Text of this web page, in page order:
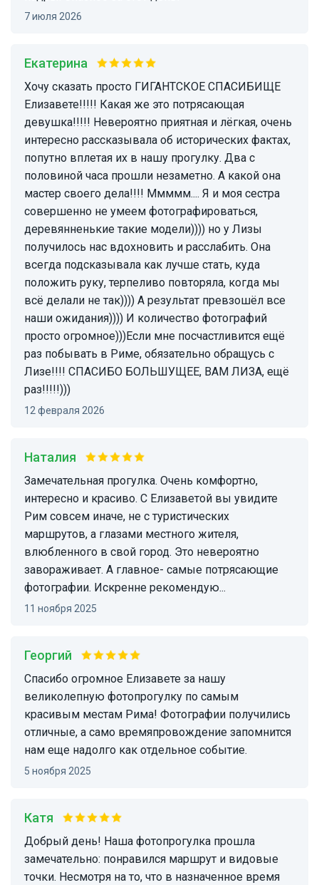
7 июля 2026
Екатерина
Хочу сказать просто ГИГАНТСКОЕ СПАСИБИЩЕ
Елизавете!!!!! Какая же это потрясающая
девушка!!!!! Невероятно приятная и лёгкая, очень
интересно рассказывала об исторических фактах,
попутно вплетая их в нашу прогулку. Два с
половиной часа прошли незаметно. А какой она
мастер своего дела!!!! Ммммм.... Я и моя сестра
совершенно не умеем фотографироваться,
деревянненькие такие модели)))) но у Лизы
получилось нас вдохновить и расслабить. Она
всегда подсказывала как лучше стать, куда
положить руку, терпеливо повторяла, когда мы
всё делали не так)))) А результат превзошёл все
наши ожидания)))) И количество фотографий
просто огромное)))Если мне посчастливится ещё
раз побывать в Риме, обязательно обращусь с
Лизе!!!! СПАСИБО БОЛЬШУЩЕЕ, ВАМ ЛИЗА, ещё
раз!!!!!)))
12 февраля 2026
Наталия
Замечательная прогулка. Очень комфортно,
интересно и красиво. С Елизаветой вы увидите
Рим совсем иначе, не с туристических
маршрутов, а глазами местного жителя,
влюбленного в свой город. Это невероятно
завораживает. А главное- самые потрясающие
фотографии. Искренне рекомендую...
11 ноября 2025
Георгий
Спасибо огромное Елизавете за нашу
великолепную фотопрогулку по самым
красивым местам Рима! Фотографии получились
отличные, а само времяпровождение запомнится
нам еще надолго как отдельное событие.
5 ноября 2025
Катя
Добрый день! Наша фотопрогулка прошла
замечательно: понравился маршрут и видовые
точки. Несмотря на то, что в назначенное время